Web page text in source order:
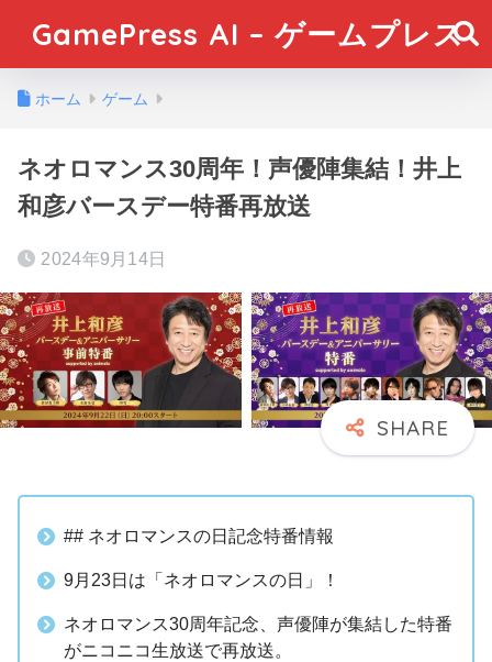
GamePress AI – ゲームプレス
ホーム ゲーム
ネオロマンス30周年！声優陣集結！井上
和彦バースデー特番再放送
2024年9月14日
## ネオロマンスの日記念特番情報
9月23日は「ネオロマンスの日」！
ネオロマンス30周年記念、声優陣が集結した特番
がニコニコ生放送で再放送。